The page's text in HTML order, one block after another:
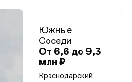
Южные
Соседи
От 6,6 до 9,3
млн ₽
Краснодарский